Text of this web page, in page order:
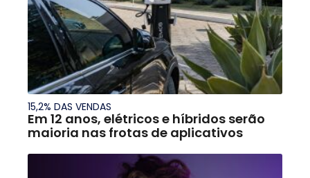
15,2% DAS VENDAS
Em 12 anos, elétricos e híbridos serão
maioria nas frotas de aplicativos